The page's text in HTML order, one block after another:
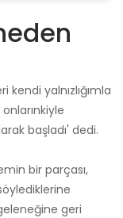
yalnızlığımla
başladı' dedi.
bir parçası,
geri